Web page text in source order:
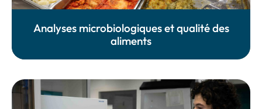
Analyses microbiologiques et qualité des
aliments